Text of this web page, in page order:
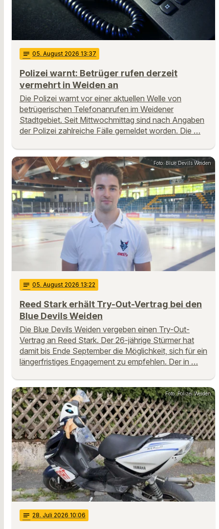
notes 05. August 2026 13:37
Polizei warnt: Betrüger rufen derzeit
vermehrt in Weiden an
Die Polizei warnt vor einer aktuellen Welle von
betrügerischen Telefonanrufen im Weidener
Stadtgebiet. Seit Mittwochmittag sind nach Angaben
der Polizei zahlreiche Fälle gemeldet worden. Die …
Foto: Blue Devils Weiden
notes 05. August 2026 13:22
Reed Stark erhält Try-Out-Vertrag bei den
Blue Devils Weiden
Die Blue Devils Weiden vergeben einen Try-Out-
Vertrag an Reed Stark. Der 26-jährige Stürmer hat
damit bis Ende September die Möglichkeit, sich für ein
längerfristiges Engagement zu empfehlen. Der in …
Foto: Polizei Weiden
notes 28. Juli 2026 10:06